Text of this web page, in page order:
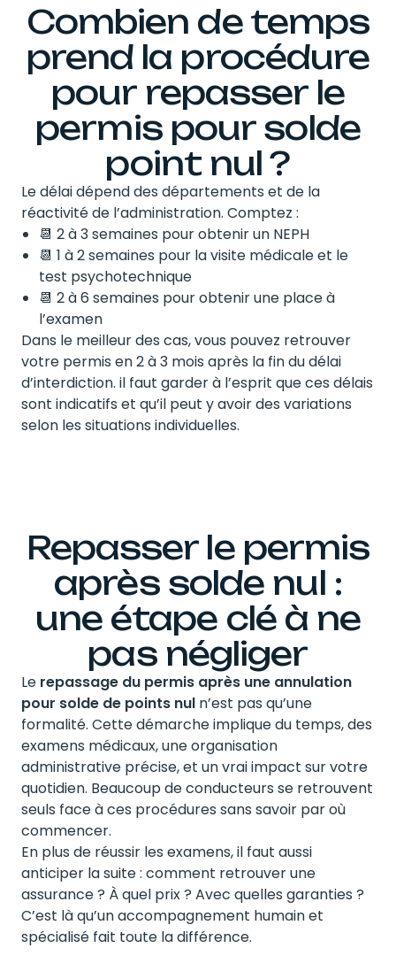
Combien de temps
prend la procédure
pour repasser le
permis pour solde
point nul ?
Le délai dépend des départements et de la
réactivité de l’administration. Comptez :
📆 2 à 3 semaines pour obtenir un NEPH
📆 1 à 2 semaines pour la visite médicale et le
test psychotechnique
📆 2 à 6 semaines pour obtenir une place à
l’examen
Dans le meilleur des cas, vous pouvez retrouver
votre permis en 2 à 3 mois après la fin du délai
d’interdiction. il faut garder à l’esprit que ces délais
sont indicatifs et qu’il peut y avoir des variations
selon les situations individuelles.
Repasser le permis
après solde nul :
une étape clé à ne
pas négliger
Le repassage du permis après une annulation
pour solde de points nul n’est pas qu’une
formalité. Cette démarche implique du temps, des
examens médicaux, une organisation
administrative précise, et un vrai impact sur votre
quotidien. Beaucoup de conducteurs se retrouvent
seuls face à ces procédures sans savoir par où
commencer.
En plus de réussir les examens, il faut aussi
anticiper la suite : comment retrouver une
assurance ? À quel prix ? Avec quelles garanties ?
C’est là qu’un accompagnement humain et
spécialisé fait toute la différence.